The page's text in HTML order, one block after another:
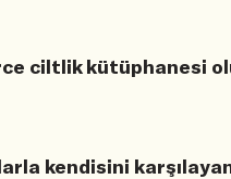
ciltlik kütüphanesi
kendisini